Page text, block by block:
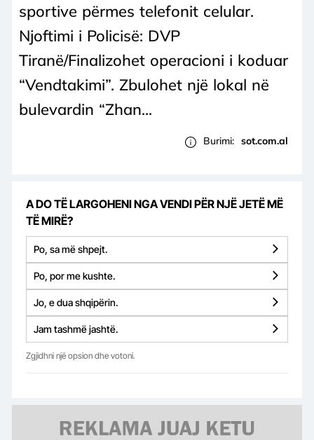
sportive përmes telefonit celular.
Njoftimi i Policisë: DVP
Tiranë/Finalizohet operacioni i koduar
“Vendtakimi”. Zbulohet një lokal në
bulevardin “Zhan...
Burimi: sot.com.al
A DO TË LARGOHENI NGA VENDI PËR NJË JETË MË
TË MIRË?
Po, sa më shpejt.
Po, por me kushte.
Jo, e dua shqipërin.
Jam tashmë jashtë.
Zgjidhni një opsion dhe votoni.